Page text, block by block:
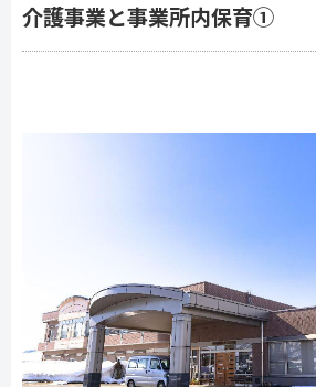
介護事業と事業所内保育①